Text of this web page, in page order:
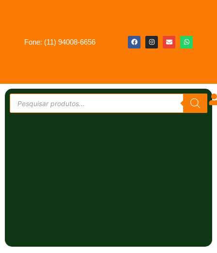
Fone: (11) 94008-6656